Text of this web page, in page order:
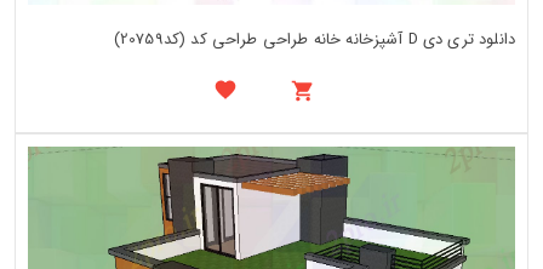
دانلود تری دی D آشپزخانه خانه طراحی طراحی کد (کد20759)